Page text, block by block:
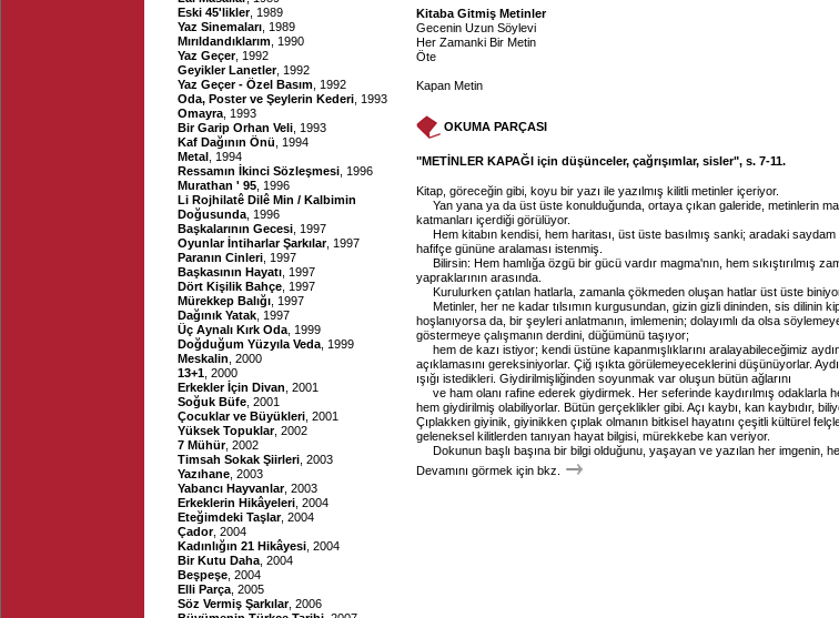
Eski 45'likler, 1989
Yaz Sinemaları , 1989
Mırıldandıklarım , 1990
Yaz Geçer, 1992
Geyikler Lanetler, 1992
Yaz Geçer - Özel Basım , 1992
Oda, Poster ve Şeylerin Kederi , 1993
Omayra , 1993
Bir Garip Orhan Veli , 1993
Kaf Dağının Önü , 1994
Metal , 1994
Ressamın İkinci Sözleşmesi , 1996
Murathan ' 95 , 1996
Li Rojhilatê Dilê Min / Kalbimin
Doğusunda , 1996
Başkalarının Gecesi , 1997
Oyunlar İntiharlar Şarkılar, 1997
Paranın Cinleri , 1997
Başkasının Hayatı , 1997
Dört Kişilik Bahçe , 1997
Mürekkep Balığı , 1997
Dağınık Yatak , 1997
Üç Aynalı Kırk Oda , 1999
Doğduğum Yüzyıla Veda , 1999
Meskalin , 2000
13+1 , 2000
Erkekler İçin Divan , 2001
Soğuk Büfe , 2001
Çocuklar ve Büyükleri , 2001
Yüksek Topuklar, 2002
7 Mühür, 2002
Timsah Sokak Şiirleri , 2003
Yazıhane , 2003
Yabancı Hayvanlar, 2003
Erkeklerin Hikâyeleri , 2004
Eteğimdeki Taşlar, 2004
Çador, 2004
Kadınlığın 21 Hikâyesi , 2004
Bir Kutu Daha , 2004
Beşpeşe , 2004
Elli Parça , 2005
Söz Vermiş Şarkılar, 2006
Kitaba Gitmiş Metinler
Gecenin Uzun Söylevi
Her Zamanki Bir Metin
Öte
Kapan Metin
OKUMA PARÇASI
"METİNLER KAPAĞI için düşünceler, çağrışımlar, sisler", s. 7-11.
Kitap, göreceğin gibi, koyu bir yazı ile yazılmış kilitli metinler içeriyor.
Yan yana ya da üst üste konulduğunda, ortaya çıkan galeride, metinlerin
katmanları içerdiği görülüyor.
Hem kitabın kendisi, hem haritası, üst üste basılmış sanki; aradaki saydam
hafifçe gününe aralaması istenmiş.
Bilirsin: Hem hamlığa özgü bir gücü vardır magma'nın, hem sıkıştırılmış
yapraklarının arasında.
Kurulurken çatılan hatlarla, zamanla çökmeden oluşan hatlar üst üste
Metinler, her ne kadar tılsımın kurgusundan, gizin gizli dininden, sis dilinin
hoşlanıyorsa da, bir şeyleri anlatmanın, imlemenin; dolayımlı da olsa
göstermeye çalışmanın derdini, düğümünü taşıyor;
hem de kazı istiyor; kendi üstüne kapanmışlıklarını aralayabileceğimiz
açıklamasını gereksiniyorlar. Çiğ ışıkta görülemeyeceklerini düşünüyorlar.
ışığı istedikleri. Giydirilmişliğinden soyunmak var oluşun bütün ağlarını
ve ham olanı rafine ederek giydirmek. Her seferinde kaydırılmış odaklarla
hem giydirilmiş olabiliyorlar. Bütün gerçeklikler gibi. Açı kaybı, kan kaybıdır,
Çıplakken giyinik, giyinikken çıplak olmanın bitkisel hayatını çeşitli kültürel
geleneksel kilitlerden tanıyan hayat bilgisi, mürekkebe kan veriyor.
Dokunun başlı başına bir bilgi olduğunu, yaşayan ve yazılan her imgenin,
Devamını görmek için bkz.